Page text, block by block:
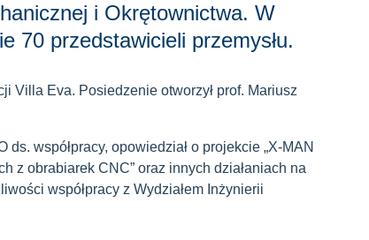
i Okrętownictwa. W
70 przedstawicieli przemysłu.
Villa Eva. Posiedzenie otworzył prof. Mariusz
współpracy, opowiedział o projekcie „X-MAN
z obrabiarek CNC” oraz innych działaniach na
współpracy z Wydziałem Inżynierii